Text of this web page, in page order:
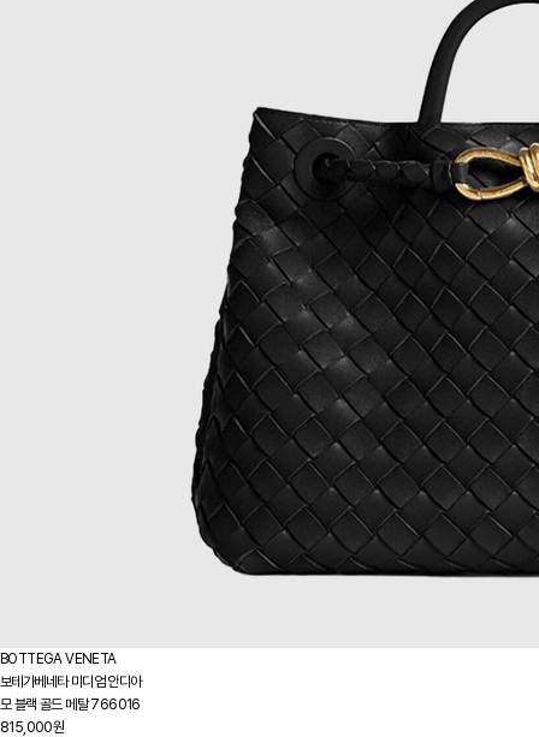
BOTTEGA VENETA
보테가베네타 미디엄 안디아
모 블랙 골드 메탈 766016
815,000원